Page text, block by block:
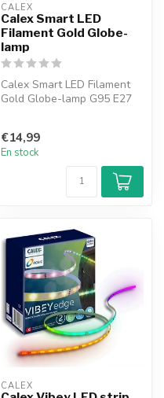
CALEX
Calex Smart LED
Filament Gold Globe-
lamp
Calex Smart LED Filament
Gold Globe-lamp G95 E27
€14,99
En stock
CALEX